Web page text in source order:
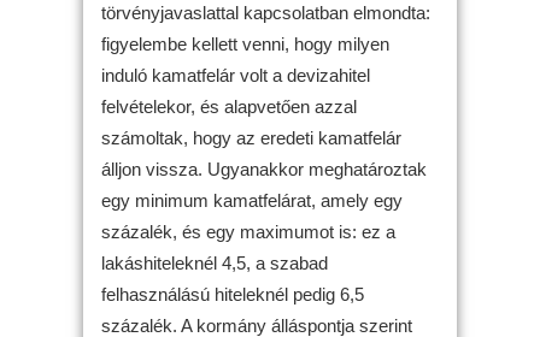
törvényjavaslattal kapcsolatban elmondta:
figyelembe kellett venni, hogy milyen
induló kamatfelár volt a devizahitel
felvételekor, és alapvetően azzal
számoltak, hogy az eredeti kamatfelár
álljon vissza. Ugyanakkor meghatároztak
egy minimum kamatfelárat, amely egy
százalék, és egy maximumot is: ez a
lakáshiteleknél 4,5, a szabad
felhasználású hiteleknél pedig 6,5
százalék. A kormány álláspontja szerint